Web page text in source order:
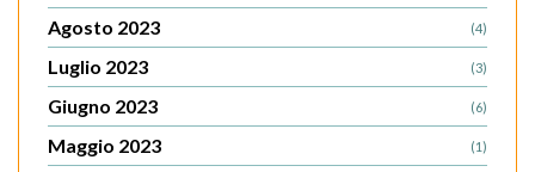
Agosto 2023 (4)
Luglio 2023 (3)
Giugno 2023 (6)
Maggio 2023 (1)